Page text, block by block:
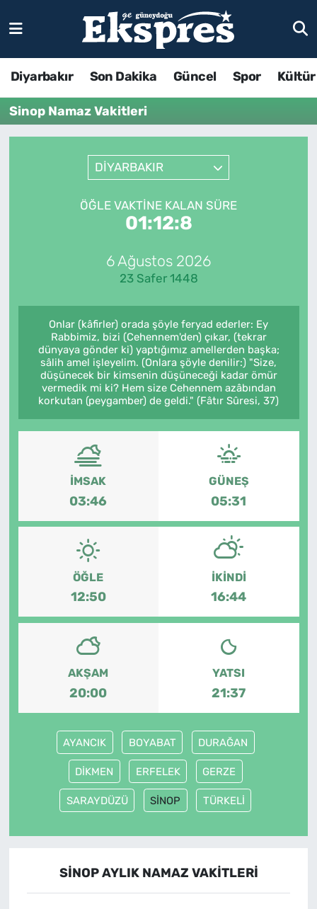
Diyarbakır Son Dakika Güncel Spor
Sinop Namaz Vakitleri
DİYARBAKIR
ÖĞLE VAKTINE KALAN SÜRE
01:12:8
6 Ağustos 2026
23 Safer 1448
Onlar (kâfirler) orada şöyle feryad ederler: Ey
Rabbimiz, bizi (Cehennem'den) çıkar, (tekrar
dünyaya gönder ki) yaptığımız amellerden başka;
sâlih amel işleyelim. (Onlara şöyle denilir:) "Size,
düşünecek bir kimsenin düşüneceği kadar ömür
vermedik mi ki? Hem size Cehennem azâbından
korkutan (peygamber) de geldi." (Fâtır Sûresi, 37)
İMSAK
03:46
GÜNEŞ
05:31
ÖĞLE
12:50
İKINDI
16:44
AKŞAM
20:00
YATSI
21:37
AYANCIK BOYABAT DURAĞAN
DİKMEN ERFELEK GERZE
SARAYDÜZÜ SİNOP TÜRKELİ
SİNOP AYLIK NAMAZ VAKITLERI